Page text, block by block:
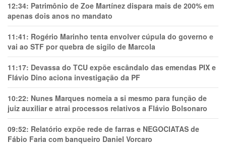
12:34: Patrimônio de Zoe Martínez dispara mais de 200% em
apenas dois anos no mandato
11:41: Rogério Marinho tenta envolver cúpula do governo e
vai ao STF por quebra de sigilo de Marcola
11:17: Devassa do TCU expõe escândalo das emendas PIX e
Flávio Dino aciona investigação da PF
10:22: Nunes Marques nomeia a si mesmo para função de
juiz auxiliar e atrai processos relativos a Flávio Bolsonaro
09:52: Relatório expõe rede de farras e NEGOCIATAS de
Fábio Faria com banqueiro Daniel Vorcaro